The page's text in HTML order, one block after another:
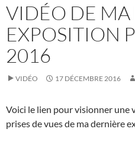
VIDÉO DE MA
EXPOSITION
2016
VIDÉO 17 DÉCEMBRE 2016
Voici le lien pour visionner une
prises de vues de ma dernière